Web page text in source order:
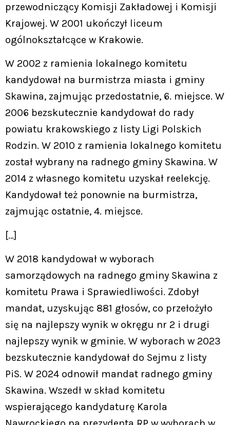
przewodniczący Komisji Zakładowej i Komisji
Krajowej. W 2001 ukończył liceum
ogólnokształcące w Krakowie.
W 2002 z ramienia lokalnego komitetu
kandydował na burmistrza miasta i gminy
Skawina, zajmując przedostatnie, 6. miejsce. W
2006 bezskutecznie kandydował do rady
powiatu krakowskiego z listy Ligi Polskich
Rodzin. W 2010 z ramienia lokalnego komitetu
został wybrany na radnego gminy Skawina. W
2014 z własnego komitetu uzyskał reelekcję.
Kandydował też ponownie na burmistrza,
zajmując ostatnie, 4. miejsce.
[…]
W 2018 kandydował w wyborach
samorządowych na radnego gminy Skawina z
komitetu Prawa i Sprawiedliwości. Zdobył
mandat, uzyskując 881 głosów, co przełożyło
się na najlepszy wynik w okręgu nr 2 i drugi
najlepszy wynik w gminie. W wyborach w 2023
bezskutecznie kandydował do Sejmu z listy
PiS. W 2024 odnowił mandat radnego gminy
Skawina. Wszedł w skład komitetu
wspierającego kandydaturę Karola